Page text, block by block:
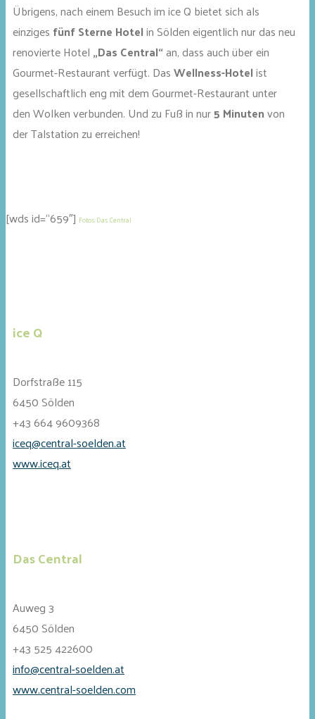
Übrigens, nach einem Besuch im ice Q bietet sich als
einziges fünf Sterne Hotelin Sölden eigentlich nur das neu
renovierte Hotel „Das Central“an, dass auch über ein
Gourmet-Restaurant verfügt. DasWellness-Hotelist
gesellschaftlich eng mit dem Gourmet-Restaurant unter
den Wolken verbunden. Und zu Fuß in nur5 Minutenvon
der Talstation zu erreichen!
[wds id=“659″] Fotos: Das Central
ice Q
Dorfstraße 115
6450 Sölden
+43 664 9609368
iceq@central-soelden.at
www.iceq.at
Das Central
Auweg 3
6450 Sölden
+43 525 422600
info@central-soelden.at
www.central-soelden.com